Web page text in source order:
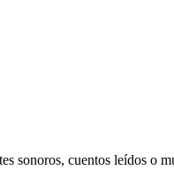
sonoros, cuentos leídos o